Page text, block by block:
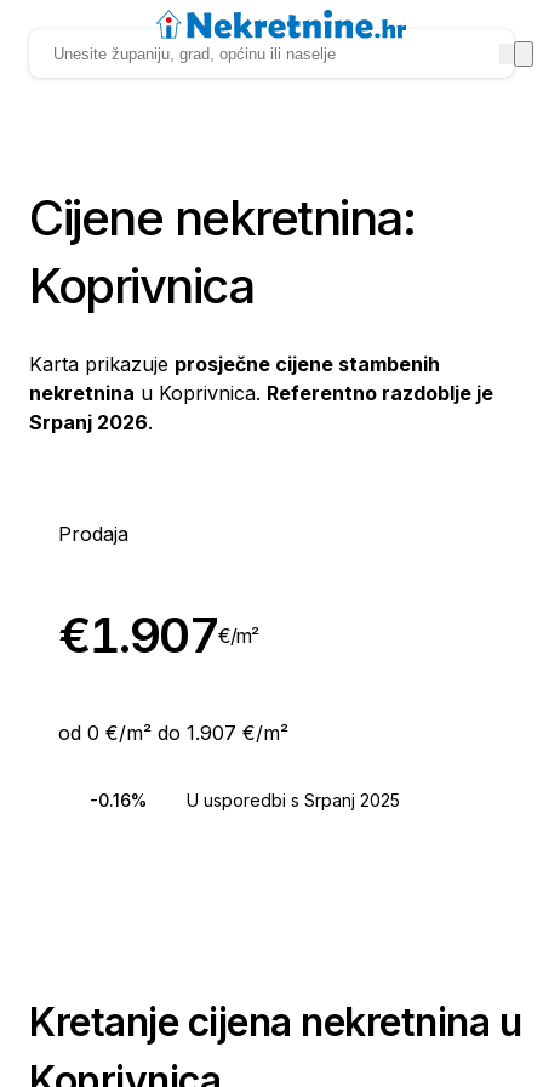
Cijene nekretnina:
Koprivnica
Karta prikazuje prosječne cijene stambenih
nekretnina u Koprivnica. Referentno razdoblje je
Srpanj 2026.
Prodaja
€1.907€/m²
od 0 €/m² do 1.907 €/m²
-0.16% U usporedbi s Srpanj 2025
Kretanje cijena nekretnina u